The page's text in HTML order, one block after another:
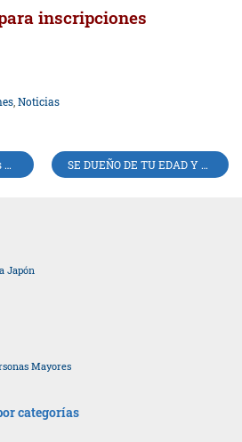
inscripciones
Noticias
SE DUEÑO DE TU EDAD Y VIVE A TU MANERA
Japón
Mayores
categorías